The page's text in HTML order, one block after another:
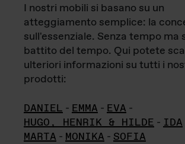
I nostri mobili si basano su un
atteggiamento semplice: la
sull'essenziale. Senza tempo ma
battito del tempo. Qui potete
ulteriori informazioni su tutti i
prodotti:
DANIEL - EMMA - EVA -
HUGO, HENRIK & HILDE - IDA
MARTA - MONIKA - SOFIA